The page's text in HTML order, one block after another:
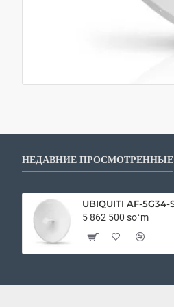
НЕДАВНИЕ ПРОСМОТРЕННЫЕ
5 862 500 soʻm